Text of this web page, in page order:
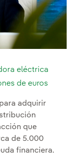
eléctrica
de euros
adquirir
que
de 5.000
financiera.